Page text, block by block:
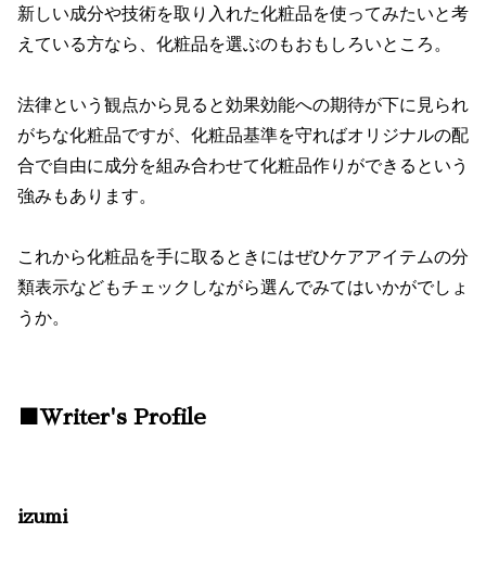
新しい成分や技術を取り入れた化粧品を使ってみたいと考
えている方なら、化粧品を選ぶのもおもしろいところ。
法律という観点から見ると効果効能への期待が下に見られ
がちな化粧品ですが、化粧品基準を守ればオリジナルの配
合で自由に成分を組み合わせて化粧品作りができるという
強みもあります。
これから化粧品を手に取るときにはぜひケアアイテムの分
類表示などもチェックしながら選んでみてはいかがでしょ
うか。
■Writer's Profile
izumi